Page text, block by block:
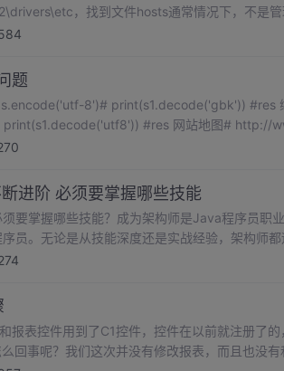
，找到文件hosts通常情况下，不是管
，属性 -> 安全 -> ...
题
#res 网站地图# http://
进阶 必须要掌握哪些技能
要掌握哪些技能？成为架构师是Java程序员职
员。无论是从技能深度还是实战经验，架构师
必须要掌握的技能。1、编程技能对Java程序员
报表控件用到了C1控件，控件在以前就注册了
回事呢？我们这次并没有修改报表，而且也没